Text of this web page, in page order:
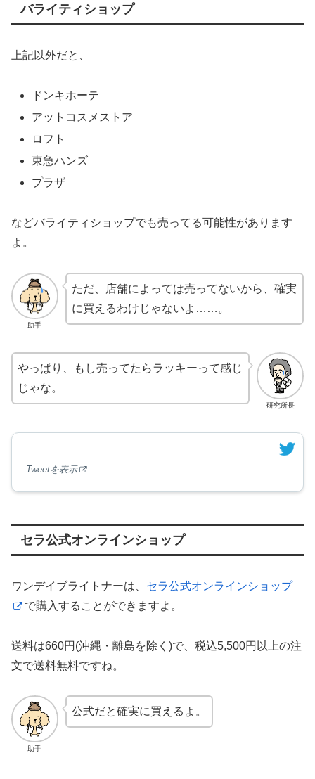
バライティショップ
上記以外だと、
ドンキホーテ
アットコスメストア
ロフト
東急ハンズ
プラザ
などバライティショップでも売ってる可能性があります
よ。
助手
ただ、店舗によっては売ってないから、確実
に買えるわけじゃないよ……。
研究所長
やっぱり、もし売ってたらラッキーって感じ
じゃな。
Tweetを表示
セラ公式オンラインショップ
ワンデイブライトナーは、 セラ公式オンラインショップ
で購入することができますよ。
送料は660円(沖縄・離島を除く)で、税込5,500円以上の注
文で送料無料ですね。
助手
公式だと確実に買えるよ。